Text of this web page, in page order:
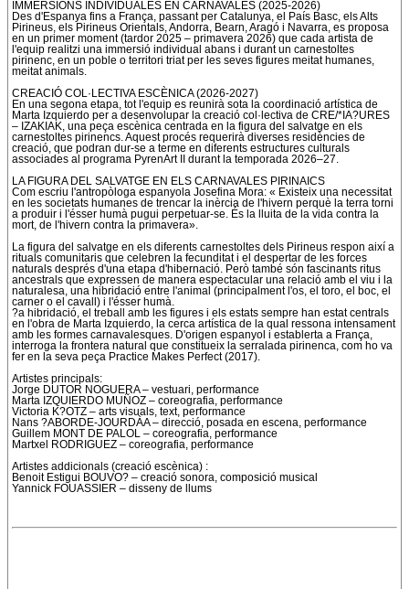
IMMERSIONS INDIVIDUALES EN CARNAVALES (2025-2026)
Des d'Espanya fins a França, passant per Catalunya, el País Basc, els Alts
Pirineus, els Pirineus Orientals, Andorra, Bearn, Aragó i Navarra, es proposa
en un primer moment (tardor 2025 – primavera 2026) que cada artista de
l'equip realitzi una immersió individual abans i durant un carnestoltes
pirinenc, en un poble o territori triat per les seves figures meitat humanes,
meitat animals.
CREACIÓ COL·LECTIVA ESCÈNICA (2026-2027)
En una segona etapa, tot l'equip es reunirà sota la coordinació artística de
Marta Izquierdo per a desenvolupar la creació col·lectiva de CRE/*IA?URES
– IZAKIAK, una peça escènica centrada en la figura del salvatge en els
carnestoltes pirinencs. Aquest procés requerirà diverses residències de
creació, que podran dur-se a terme en diferents estructures culturals
associades al programa PyrenArt II durant la temporada 2026–27.
LA FIGURA DEL SALVATGE EN ELS CARNAVALES PIRINAICS
Com escriu l'antropòloga espanyola Josefina Mora: « Existeix una necessitat
en les societats humanes de trencar la inèrcia de l'hivern perquè la terra torni
a produir i l'ésser humà pugui perpetuar-se. És la lluita de la vida contra la
mort, de l'hivern contra la primavera».
La figura del salvatge en els diferents carnestoltes dels Pirineus respon així a
rituals comunitaris que celebren la fecunditat i el despertar de les forces
naturals després d'una etapa d'hibernació. Però també són fascinants ritus
ancestrals que expressen de manera espectacular una relació amb el viu i la
naturalesa, una hibridació entre l'animal (principalment l'os, el toro, el boc, el
carner o el cavall) i l'ésser humà.
?a hibridació, el treball amb les figures i els estats sempre han estat centrals
en l'obra de Marta Izquierdo, la cerca artística de la qual ressona intensament
amb les formes carnavalesques. D'origen espanyol i establerta a França,
interroga la frontera natural que constitueix la serralada pirinenca, com ho va
fer en la seva peça Practice Makes Perfect (2017).
Artistes principals:
Jorge DUTOR NOGUERA – vestuari, performance
Marta IZQUIERDO MUÑOZ – coreografia, performance
Victoria K?OTZ – arts visuals, text, performance
Nans ?ABORDE-JOURDÀA – direcció, posada en escena, performance
Guillem MONT DE PALOL – coreografia, performance
Martxel RODRIGUEZ – coreografia, performance
Artistes addicionals (creació escènica) :
Benoit Estigui BOUVO? – creació sonora, composició musical
Yannick FOUASSIER – disseny de llums